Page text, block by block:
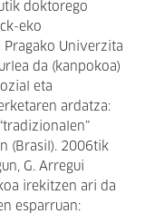
doktorego
eko
Univerzita
da (kanpokoa)
eta
ardatza:
(Brasil). 2006tik
G. Arregui
irekitzen ari da
esparruan: